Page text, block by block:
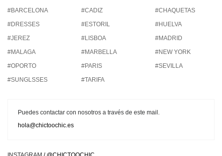
#BARCELONA #CADIZ
#CHAQUETAS
#DRESSES
#ESTORIL
#HUELVA
#JEREZ
#LISBOA
#MADRID
#MALAGA
#MARBELLA
#NEW YORK
#OPORTO
#PARIS
#SEVILLA
#SUNGLSSES
#TARIFA
Puedes contactar con nosotros a través de este mail.
hola@chictoochic.es